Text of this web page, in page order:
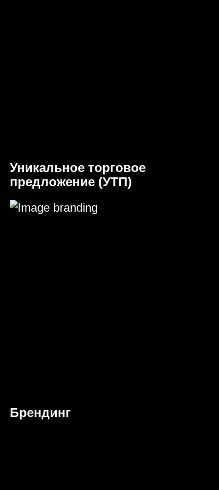
Уникальное торговое
предложение (УТП)
Брендинг